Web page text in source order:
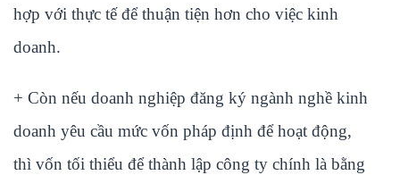
hợp với thực tế để thuận tiện hơn cho việc kinh
doanh.
+ Còn nếu doanh nghiệp đăng ký ngành nghề kinh
doanh yêu cầu mức vốn pháp định để hoạt động,
thì vốn tối thiểu để thành lập công ty chính là bằng